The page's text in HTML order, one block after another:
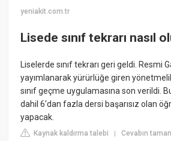
yeniakit.com.tr
Lisede sınıf tekrarı nasıl
Liselerde sınıf tekrarı geri geldi. Resmi
yayımlanarak yürürlüğe giren
sınıf geçme uygulamasına son verildi.
dahil 6'dan fazla dersi başarısız olan
yapacak.
Kaynak kaldırma talebi |Cevabın